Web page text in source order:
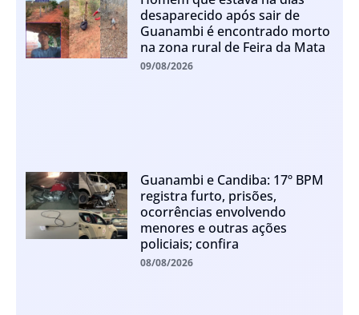
desaparecido após sair de
Guanambi é encontrado morto
na zona rural de Feira da Mata
09/08/2026
Guanambi e Candiba: 17º BPM
registra furto, prisões,
ocorrências envolvendo
menores e outras ações
policiais; confira
08/08/2026